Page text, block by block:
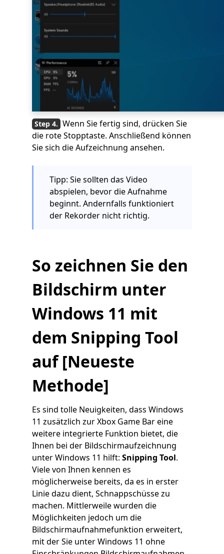
Wenn Sie fertig sind, drücken Sie
die rote Stopptaste. Anschließend können
Sie sich die Aufzeichnung ansehen.
Tipp: Sie sollten das Video
abspielen, bevor die Aufnahme
beginnt. Andernfalls funktioniert
der Rekorder nicht richtig.
So zeichnen Sie den
Bildschirm unter
Windows 11 mit
dem Snipping Tool
auf [Neueste
Methode]
Es sind tolle Neuigkeiten, dass Windows
11 zusätzlich zur Xbox Game Bar eine
weitere integrierte Funktion bietet, die
Ihnen bei der Bildschirmaufzeichnung
unter Windows 11 hilft: Snipping Tool.
Viele von Ihnen kennen es
möglicherweise bereits, da es in erster
Linie dazu dient, Schnappschüsse zu
machen. Mittlerweile wurden die
Möglichkeiten jedoch um die
Bildschirmaufnahmefunktion erweitert,
mit der Sie unter Windows 11 ohne